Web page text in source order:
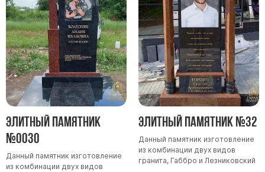
Элитный памятник
№0030
Данный памятник изготовление
из комбинации двух видов
Элитный памятник №32
Данный памятник изготовление
из комбинации двух видов
гранита, Габбро и Лезниковский